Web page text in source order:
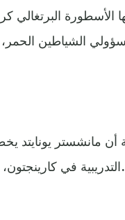
الأسطورة البرتغالي
مانشستر يونايتد
التدريبية في كارينجتون، تتضمن مراكز حديثة للاستشفاء.